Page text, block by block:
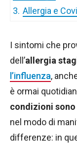
3. Allergia e
I sintomi che
dell’allergia
l’influenza,
è ormai
condizioni
nel modo di
differenze: in